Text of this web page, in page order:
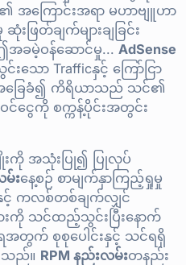
အကြောင်းအရာ မဟာဗျူဟာ
းဖြတ်ချက်များချခြင်း
ခမဲ့ဝန်ဆောင်မှု... AdSense
ော Trafficနှင့် ကြော်ငြာ
အခြေခံ၍ ကိရိယာသည် သင်၏
ဝင်ငွေကို စက္ကန့်ပိုင်းအတွင်း
ကို အသုံးပြု၍ ပြုလုပ်
မ်းနေ့စဉ် စာမျက်နှာကြည့်ရှုမှု
နှင့် ကလစ်တစ်ချက်လျှင်
းကို သင်ထည့်သွင်းပြီးနောက်
က် စုစုပေါင်းနှင့် သင်ရရှိ
သည်။ RPM နည်းလမ်းတနည်း